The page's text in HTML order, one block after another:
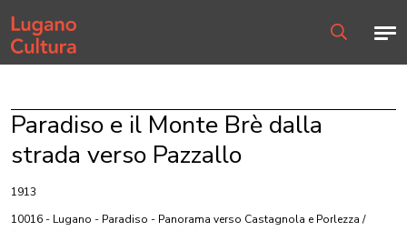
Home page
Paradiso e il Monte Brè dalla
strada verso Pazzallo
1913
10016 - Lugano - Paradiso - Panorama verso Castagnola e Porlezza /